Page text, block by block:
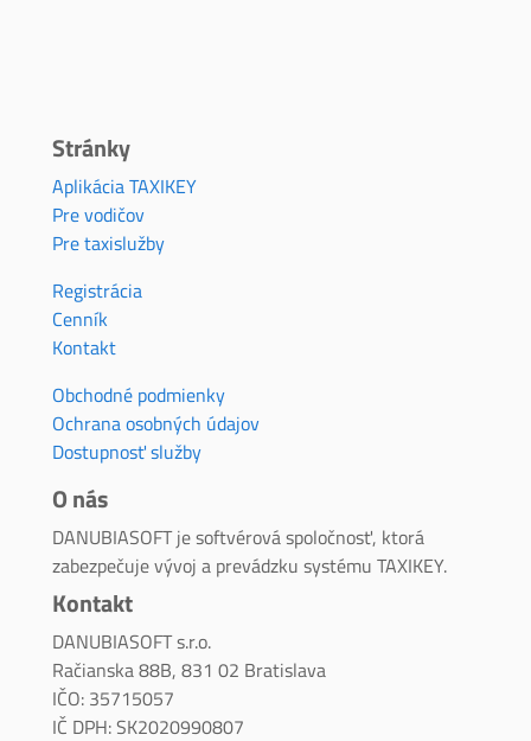
Stránky
Aplikácia TAXIKEY
Pre vodičov
Pre taxislužby
Registrácia
Cenník
Kontakt
Obchodné podmienky
Ochrana osobných údajov
Dostupnosť služby
O nás
DANUBIASOFT je softvérová spoločnosť, ktorá
zabezpečuje vývoj a prevádzku systému TAXIKEY.
Kontakt
DANUBIASOFT s.r.o.
Račianska 88B, 831 02 Bratislava
IČO: 35715057
IČ DPH: SK2020990807